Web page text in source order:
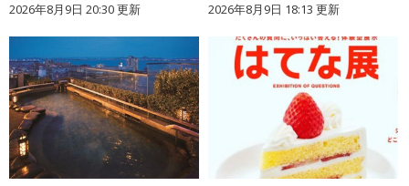
2026年8月9日 20:30更新 2026年8月9日 18:13 更新